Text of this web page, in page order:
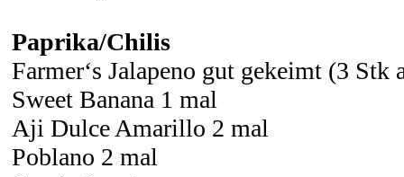
Paprika/Chilis
Farmer‘s Jalapeno gut gekeimt (3 Stk
Sweet Banana 1 mal
Aji Dulce Amarillo 2 mal
Poblano 2 mal